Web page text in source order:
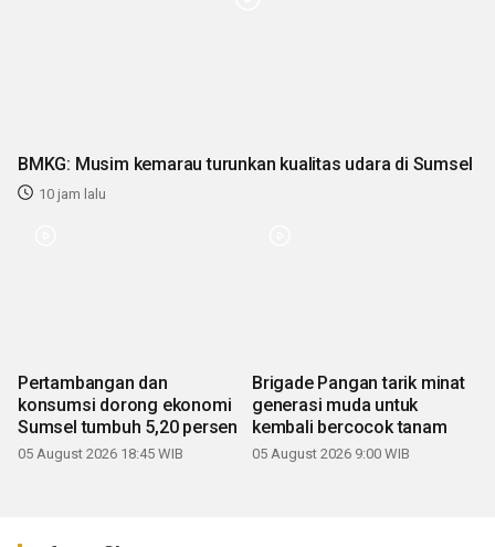
BMKG: Musim kemarau turunkan kualitas udara di Sumsel
10 jam lalu
Pertambangan dan
konsumsi dorong ekonomi
Sumsel tumbuh 5,20 persen
05 August 2026 18:45 WIB
Brigade Pangan tarik minat
generasi muda untuk
kembali bercocok tanam
05 August 2026 9:00 WIB